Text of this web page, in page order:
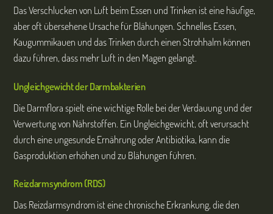
Das Verschlucken von Luft beim Essen und Trinken ist eine häufige,
aber oft übersehene Ursache für Blähungen. Schnelles Essen,
Kaugummikauen und das Trinken durch einen Strohhalm können
dazu führen, dass mehr Luft in den Magen gelangt.
Ungleichgewicht der Darmbakterien
Die Darmflora spielt eine wichtige Rolle bei der Verdauung und der
Verwertung von Nährstoffen. Ein Ungleichgewicht, oft verursacht
durch eine ungesunde Ernährung oder Antibiotika, kann die
Gasproduktion erhöhen und zu Blähungen führen.
Reizdarmsyndrom (RDS)
Das Reizdarmsyndrom ist eine chronische Erkrankung, die den